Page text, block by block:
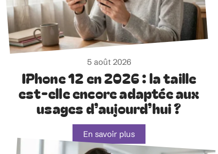
5 août 2026
IPhone 12 en 2026 : la taille
est-elle encore adaptée aux
usages d’aujourd’hui ?
En savoir plus